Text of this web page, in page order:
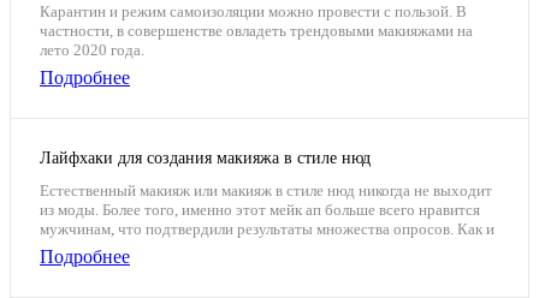
Карантин и режим самоизоляции можно провести с пользой. В
частности, в совершенстве овладеть трендовыми макияжами на
лето 2020 года.
Подробнее
Лайфхаки для создания макияжа в стиле нюд
Естественный макияж или макияж в стиле нюд никогда не выходит
из моды. Более того, именно этот мейк ап больше всего нравится
мужчинам, что подтвердили результаты множества опросов. Как и
другие макияжи, нейтральный имеет свои подводные камни,
обходить которые научат визажисты.
Подробнее